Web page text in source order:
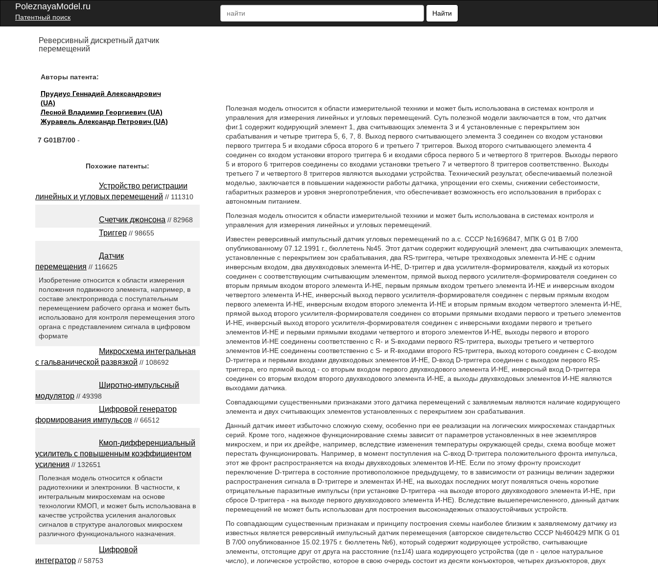
PoleznayaModel.ru
Патентный поиск
Найти
Реверсивный дискретный датчик
перемещений
Авторы патента:
Прудиус Геннадий Александрович
(UA)
Лесной Владимир Георгиевич (UA)
Журавель Александр Петрович (UA)
7 G01B7/00 -
Полезная модель относится к области измерительной техники и может быть использована в системах контроля и
управления для измерения линейных и угловых перемещений. Суть полезной модели заключается в том, что датчик
фиг.1 содержит кодирующий элемент 1, два считывающих элемента 3 и 4 установленные с перекрытием зон
срабатывания и четыре триггера 5, 6, 7, 8. Выход первого считывающего элемента 3 соединен со входом установки
первого триггера 5 и входами сброса второго 6 и третьего 7 триггеров. Выход второго считывающего элемента 4
соединен со входом установки второго триггера 6 и входами сброса первого 5 и четвертого 8 триггеров. Выходы первого
5 и второго 6 триггеров соединены со входами установки третьего 7 и четвертого 8 триггеров соответственно. Выходы
третьего 7 и четвертого 8 триггеров являются выходами устройства. Технический результат, обеспечиваемый полезной
моделью, заключается в повышении надежности работы датчика, упрощении его схемы, снижении себестоимости,
габаритных размеров и уровня энергопотребления, что обеспечивает возможность его использования в приборах с
автономным питанием.
Полезная модель относится к области измерительной техники и может быть использована в системах контроля и
управления для измерения линейных и угловых перемещений.
Известен реверсивный импульсный датчик угловых перемещений по а.с. СССР №1696847, МПК G 01 В 7/00
опубликованному 07.12.1991 г., бюллетень №45. Этот датчик содержит кодирующий элемент, два считывающих элемента,
установленные с перекрытием зон срабатывания, два RS-триггера, четыре трехвходовых элемента И-НЕ с одним
инверсным входом, два двухвходовых элемента И-НЕ, D-триггер и два усилителя-формирователя, каждый из которых
соединен с соответствующим считывающим элементом, прямой выход первого усилителя-формирователя соединен со
вторым прямым входом второго элемента И-НЕ, первым прямым входом третьего элемента И-НЕ и инверсным входом
четвертого элемента И-НЕ, инверсный выход первого усилителя-формирователя соединен с первым прямым входом
первого элемента И-НЕ, инверсным входом второго элемента И-НЕ и вторым прямым входом четвертого элемента И-НЕ,
прямой выход второго усилителя-формирователя соединен со вторыми прямыми входами первого и третьего элементов
И-НЕ, инверсный выход второго усилителя-формирователя соединен с инверсными входами первого и третьего
элементов И-НЕ и первыми прямыми входами четвертого и второго элементов И-НЕ, выходы первого и второго
элементов И-НЕ соединены соответственно с R- и S-входами первого RS-триггера, выходы третьего и четвертого
элементов И-НЕ соединены соответственно с S- и R-входами второго RS-триггера, выход которого соединен с С-входом
D-триггера и первыми входами двухвходовых элементов И-НЕ, D-вход D-триггера соединен с выходом первого RS-
триггера, его прямой выход - со вторым входом первого двухвходового элемента И-НЕ, инверсный вход D-триггера
соединен со вторым входом второго двухвходового элемента И-НЕ, а выходы двухвходовых элементов И-НЕ являются
выходами датчика.
Совпадающими существенными признаками этого датчика перемещений с заявляемым являются наличие кодирующего
элемента и двух считывающих элементов установленных с перекрытием зон срабатывания.
Данный датчик имеет избыточно сложную схему, особенно при ее реализации на логических микросхемах стандартных
серий. Кроме того, надежное функционирование схемы зависит от параметров установленных в нее экземпляров
микросхем, и при их дрейфе, например, вследствие изменения температуры окружающей среды, схема вообще может
перестать функционировать. Например, в момент поступления на С-вход D-триггера положительного фронта импульса,
этот же фронт распространяется на входы двухвходовых элементов И-НЕ. Если по этому фронту происходит
переключение D-триггера в состояние противоположное предыдущему, то в зависимости от разницы величин задержки
распространения сигнала в D-триггере и элементах И-НЕ, на выходах последних могут появляться очень короткие
отрицательные паразитные импульсы (при установке D-триггера -на выходе второго двухвходового элемента И-НЕ, при
сбросе D-триггера - на выходе первого двухвходового элемента И-НЕ). Вследствие вышеперечисленного, данный датчик
перемещений не может быть использован для построения высоконадежных отказоустойчивых устройств.
По совпадающим существенным признакам и принципу построения схемы наиболее близким к заявляемому датчику из
известных является реверсивный импульсный датчик перемещения (авторское свидетельство СССР №460429 МПК G 01
В 7/00 опубликованное 15.02.1975 г. бюллетень №6), который содержит кодирующее устройство, считывающие
элементы, отстоящие друг от друга на расстояние (n±1/4) шага кодирующего устройства (где n - целое натуральное
число), и логическое устройство, которое в свою очередь состоит из десяти конъюкторов, четырех дизъюкторов, двух
Похожие патенты:
Устройство регистрации
линейных и угловых перемещений // 111310
Счетчик джонсона // 82968
Триггер // 98655
Датчик
перемещения // 116625
Изобретение относится к области измерения
положения подвижного элемента, например, в
составе электропривода с поступательным
перемещением рабочего органа и может быть
использовано для контроля перемещения этого
органа с представлением сигнала в цифровом
формате
Микросхема интегральная
с гальванической развязкой // 108692
Широтно-импульсный
модулятор // 49398
Цифровой генератор
формирования импульсов // 66512
Кмоп-дифференциальный
усилитель с повышенным коэффициентом
усиления // 132651
Полезная модель относится к области
радиотехники и электроники. В частности, к
интегральным микросхемам на основе
технологии КМОП, и может быть использована в
качестве устройства усиления аналоговых
сигналов в структуре аналоговых микросхем
различного функционального назначения.
Цифровой
интегратор // 58753